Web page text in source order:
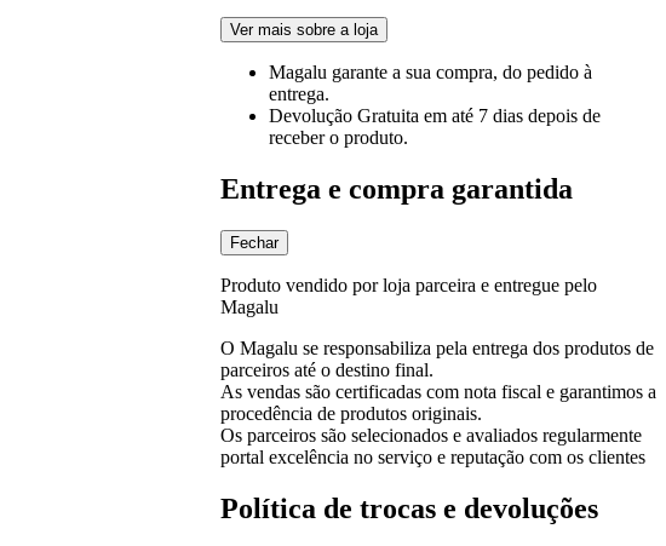
Ver mais sobre a loja
Magalu garante a sua compra, do pedido à
entrega.
Devolução Gratuita em até 7 dias depois de
receber o produto.
Entrega e compra garantida
Fechar
Produto vendido por loja parceira e entregue pelo
Magalu
O Magalu se responsabiliza pela entrega dos produtos de
parceiros até o destino final.
As vendas são certificadas com nota fiscal e garantimos a
procedência de produtos originais.
Os parceiros são selecionados e avaliados regularmente
portal excelência no serviço e reputação com os clientes
Política de trocas e devoluções